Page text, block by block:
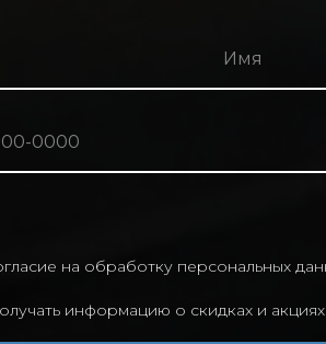
на обработку персональных
информацию о скидках и акциях